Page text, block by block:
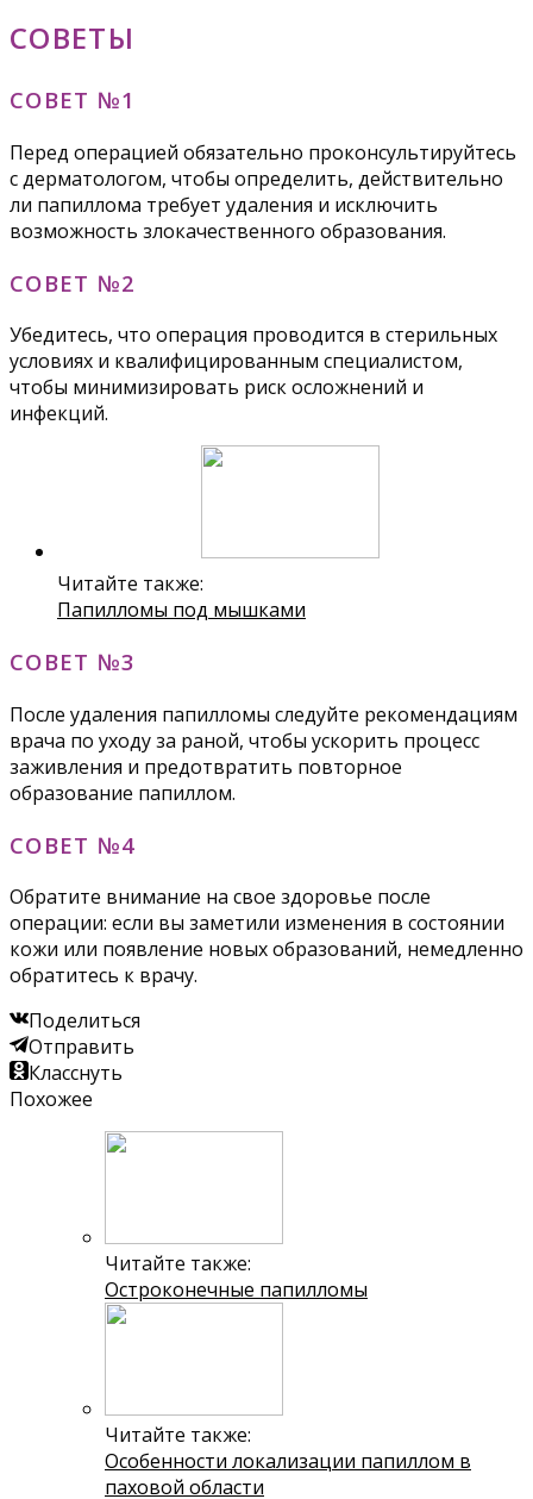
СОВЕТЫ
СОВЕТ №1
Перед операцией обязательно проконсультируйтесь
с дерматологом, чтобы определить, действительно
ли папиллома требует удаления и исключить
возможность злокачественного образования.
СОВЕТ №2
Убедитесь, что операция проводится в стерильных
условиях и квалифицированным специалистом,
чтобы минимизировать риск осложнений и
инфекций.
Читайте также:
Папилломы под мышками
СОВЕТ №3
После удаления папилломы следуйте рекомендациям
врача по уходу за раной, чтобы ускорить процесс
заживления и предотвратить повторное
образование папиллом.
СОВЕТ №4
Обратите внимание на свое здоровье после
операции: если вы заметили изменения в состоянии
кожи или появление новых образований, немедленно
обратитесь к врачу.
Поделиться
Отправить
Класснуть
Похожее
Читайте также:
Остроконечные папилломы
Читайте также:
Особенности локализации папиллом в
паховой области